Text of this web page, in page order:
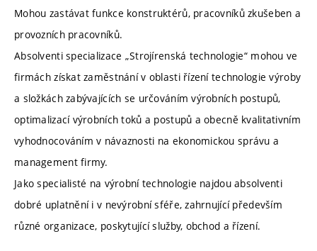
Mohou zastávat funkce konstruktérů, pracovníků zkušeben a
provozních pracovníků.
Absolventi specializace „Strojírenská technologie“ mohou ve
firmách získat zaměstnání v oblasti řízení technologie výroby
a složkách zabývajících se určováním výrobních postupů,
optimalizací výrobních toků a postupů a obecně kvalitativním
vyhodnocováním v návaznosti na ekonomickou správu a
management firmy.
Jako specialisté na výrobní technologie najdou absolventi
dobré uplatnění i v nevýrobní sféře, zahrnující především
různé organizace, poskytující služby, obchod a řízení.